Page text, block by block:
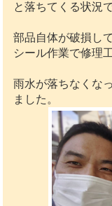
と落ちてくる状況
部品自体が破損し
シール作業で修理
雨水が落ちなくな
ました。